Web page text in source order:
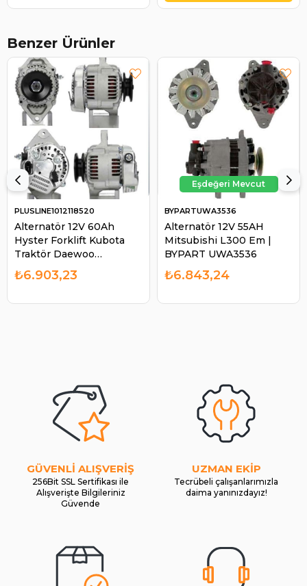
Benzer Ürünler
Alternatör 12V 60Ah
Hyster Forklift Kubota
Traktör Daewoo
Ferguson Agco | Pluslıne
PLUSLINE1012118520
₺6.903,23
Alternatör 12V 55AH
Mitsubishi L300 Em |
BYPART UWA3536
BYPARTUWA3536
₺6.843,24
GÜVENLİ ALIŞVERİŞ
256Bit SSL Sertifikası ile
Alışverişte Bilgileriniz
Güvende
UZMAN EKİP
Tecrübeli çalışanlarımızla
daima yanınızdayız!